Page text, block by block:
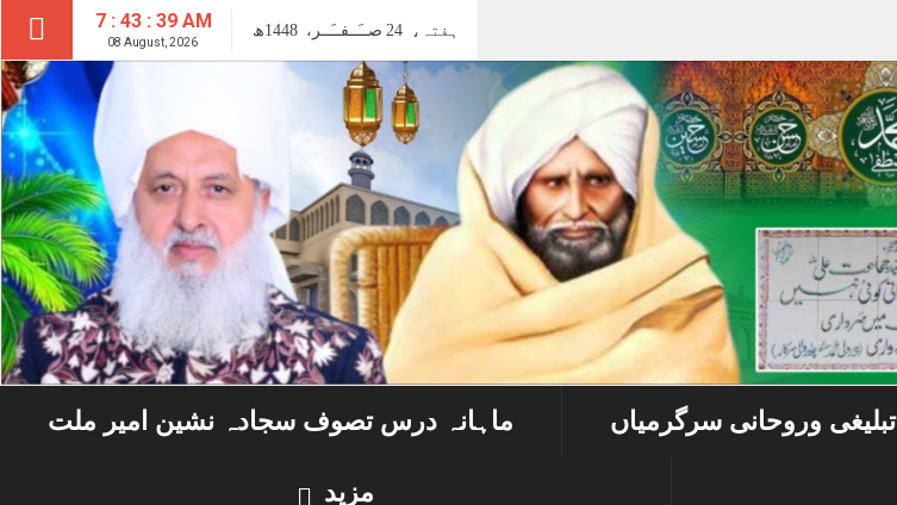
7 : 43 : 40 AM
08 August, 2026
ہفتہ، 24 صــَــفــَــر، 1448ھ
تبلیغی وروحانی سرگرمیاں ماہانہ درس تصوف سجادہ نشین امیر ملت
مزید